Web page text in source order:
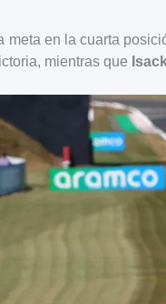
meta en la cuarta
mientras que